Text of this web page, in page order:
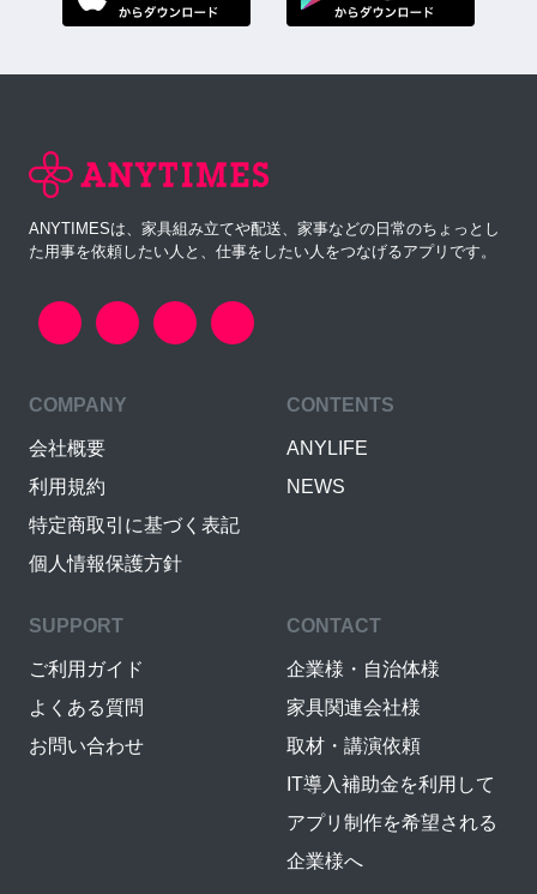
ANYTIMESは、家具組み立てや配送、家事などの日常のちょっとし
た用事を依頼したい人と、仕事をしたい人をつなげるアプリです。
COMPANY
会社概要
利用規約
特定商取引に基づく表記
個人情報保護方針
CONTENTS
ANYLIFE
NEWS
SUPPORT
ご利用ガイド
よくある質問
お問い合わせ
CONTACT
企業様・自治体様
家具関連会社様
取材・講演依頼
IT導入補助金を利用して
アプリ制作を希望される
企業様へ